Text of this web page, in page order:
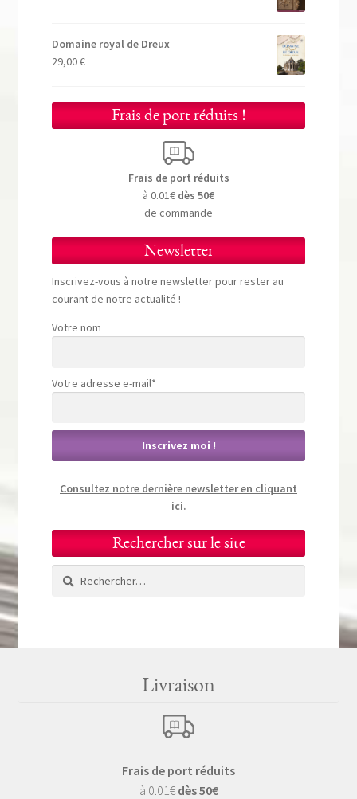
Domaine royal de Dreux
29,00€
Frais de port réduits !
Frais de port réduits
à 0.01€ dès 50€
de commande
Newsletter
Inscrivez-vous à notre newsletter pour rester au
courant de notre actualité !
Votre nom
Votre adresse e-mail*
Consultez notre dernière newsletter en cliquant
ici.
Rechercher sur le site
Rechercher :
Livraison
Frais de port réduits
à 0.01€ dès 50€